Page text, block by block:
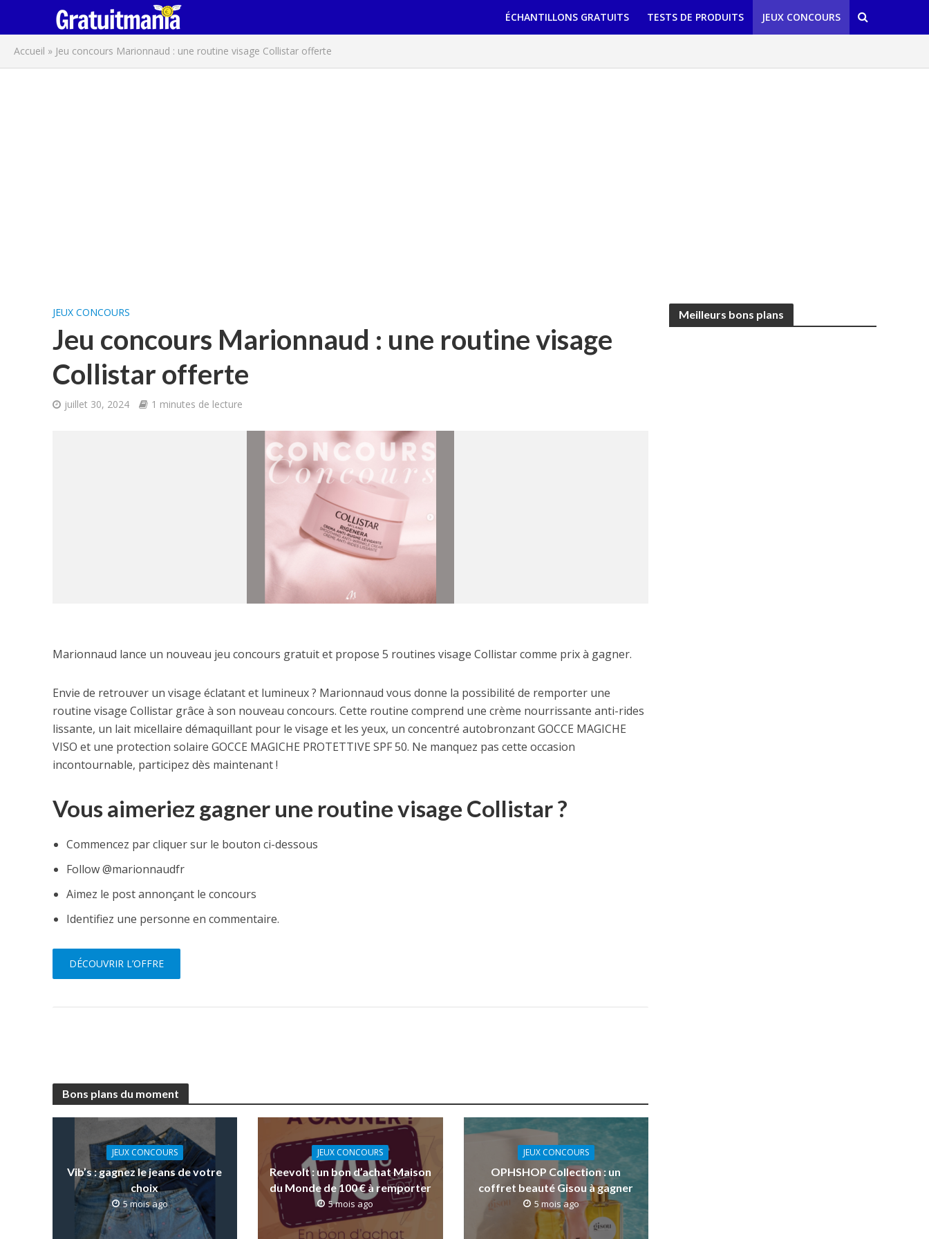
ÉCHANTILLONS GRATUITS TESTS DE PRODUITS JEUX CONCOURS
Accueil » Jeu concours Marionnaud : une routine visage Collistar offerte
JEUX CONCOURS
Jeu concours Marionnaud : une routine visage
Collistar offerte
juillet 30, 2024 1 minutes de lecture
Marionnaud lance un nouveau jeu concours gratuit et propose 5 routines visage Collistar comme prix à gagner.
Envie de retrouver un visage éclatant et lumineux ? Marionnaud vous donne la possibilité de remporter une
routine visage Collistar grâce à son nouveau concours. Cette routine comprend une crème nourrissante anti-rides
lissante, un lait micellaire démaquillant pour le visage et les yeux, un concentré autobronzant GOCCE MAGICHE
VISO et une protection solaire GOCCE MAGICHE PROTETTIVE SPF 50. Ne manquez pas cette occasion
incontournable, participez dès maintenant !
Vous aimeriez gagner une routine visage Collistar ?
Commencez par cliquer sur le bouton ci-dessous
Follow @marionnaudfr
Aimez le post annonçant le concours
Identifiez une personne en commentaire.
DÉCOUVRIR L’OFFRE
Bons plans du moment
JEUX CONCOURS
Vib’s : gagnez le jeans de votre
choix
5 mois ago
JEUX CONCOURS
Reevolt : un bon d’achat Maison
du Monde de 100 € à remporter
5 mois ago
JEUX CONCOURS
OPHSHOP Collection : un
coffret beauté Gisou à gagner
5 mois ago
Meilleurs bons plans